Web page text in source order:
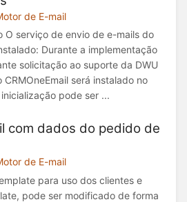
de E-mail
O serviço de envio de e-mails do
Durante a implementação
solicitação ao suporte da DWU
será instalado no
pode ser ...
com dados do pedido de
de E-mail
para uso dos clientes e
pode ser modificado de forma